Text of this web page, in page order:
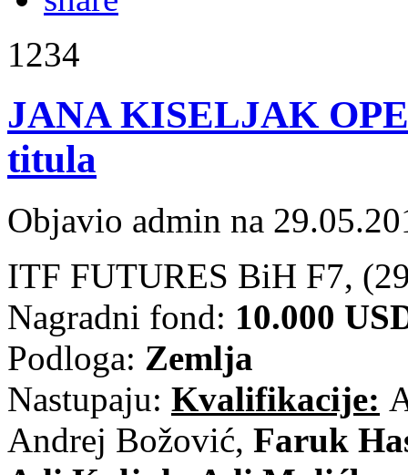
1234
JANA KISELJAK
titula
Objavio admin na
ITF FUTURES BiH F7,
Nagradni fond: 10.000
Podloga: Zemlja
Nastupaju: Kvalifikacije:
Andrej Božović, Faruk